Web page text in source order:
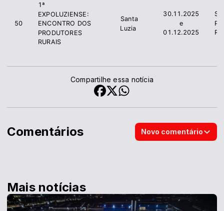
50
1ª
EXPOLUZIENSE:
ENCONTRO DOS
PRODUTORES
RURAIS
Santa
Luzia
30.11.2025
e
01.12.2025
Compartilhe essa notícia
Comentários Novo comentário
Mais notícias